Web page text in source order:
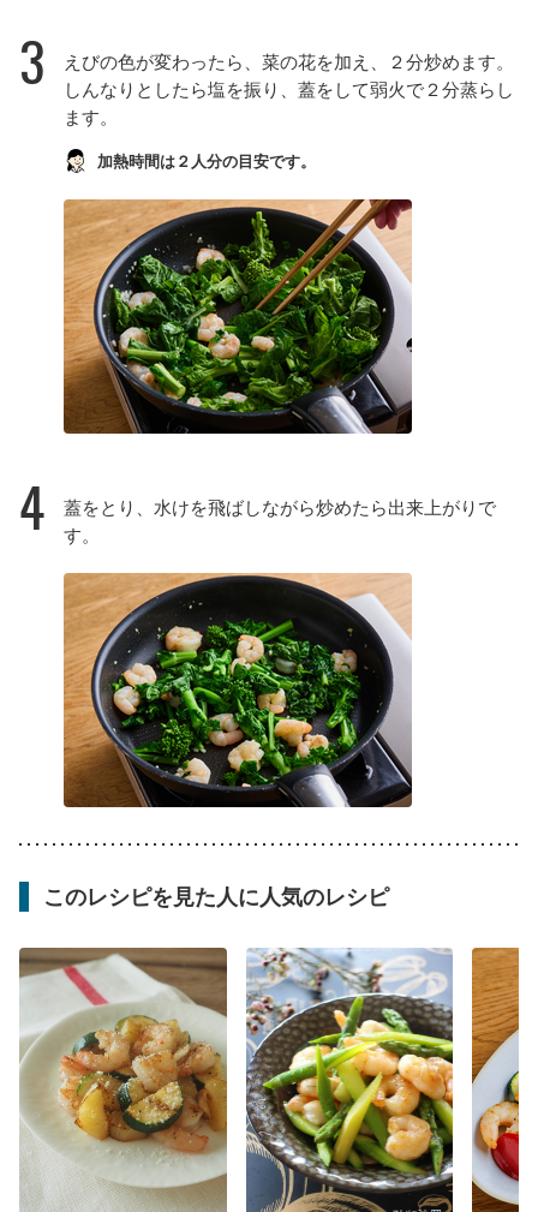
3
えびの色が変わったら、菜の花を加え、２分炒めます。
しんなりとしたら塩を振り、蓋をして弱火で２分蒸らし
ます。
加熱時間は２人分の目安です。
4
蓋をとり、水けを飛ばしながら炒めたら出来上がりで
す。
このレシピを見た人に人気のレシピ